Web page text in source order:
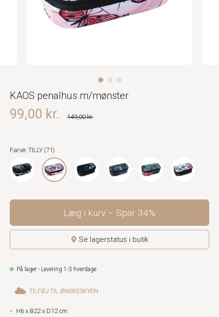
KAOS penalhus m/mønster
149,00 kr.
99,00 kr.
Farve: TILLY (71)
Læg i kurv Spar 34%
Se lagerstatus i butik
På lager - Levering 1-3 hverdage
TILFØJ TIL ØNSKESKYEN
H6 x B22 x D12 cm